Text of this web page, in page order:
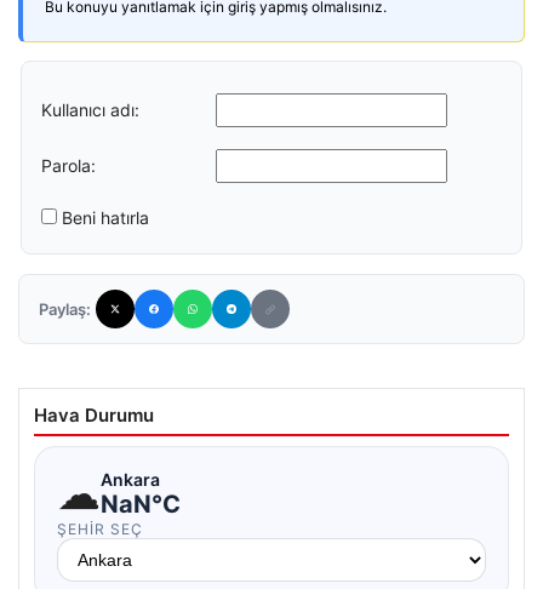
Bu konuyu yanıtlamak için giriş yapmış olmalısınız.
Kullanıcı adı:
Parola:
Beni hatırla
Paylaş:
Hava Durumu
☁Ankara
NaN°C
ŞEHIR SEÇ